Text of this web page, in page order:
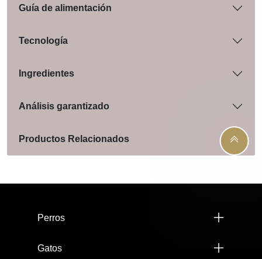
Guía de alimentación
Tecnología
Ingredientes
Análisis garantizado
Productos Relacionados
Perros
Gatos